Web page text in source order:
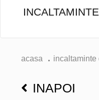
acasa incaltaminte
INAPOI